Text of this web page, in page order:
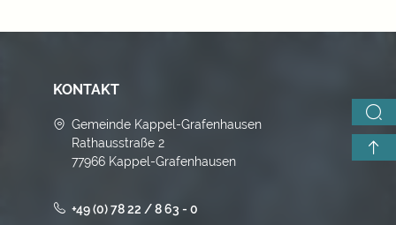
KONTAKT
Gemeinde Kappel-Grafenhausen
Rathausstraße 2
77966 Kappel-Grafenhausen
+49 (0) 78 22 / 8 63 - 0